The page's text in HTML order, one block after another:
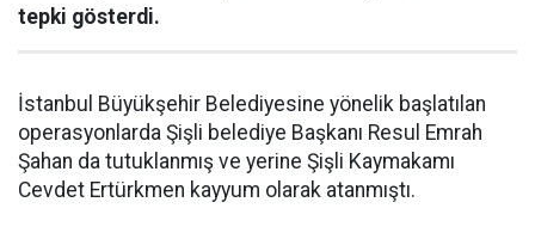
tepki gösterdi.
İstanbul Büyükşehir Belediyesine yönelik başlatılan
operasyonlarda Şişli belediye Başkanı Resul Emrah
Şahan da tutuklanmış ve yerine Şişli Kaymakamı
Cevdet Ertürkmen kayyum olarak atanmıştı.